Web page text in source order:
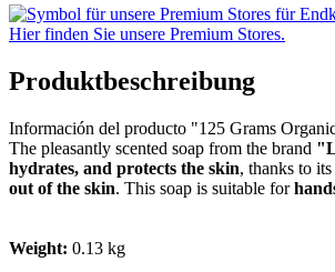
Hier finden Sie unsere Premium Stores.
Produktbeschreibung
Información del producto "125 Grams
The pleasantly scented soap from the brand
hydrates, and protects the skin, thanks to
out of the skin. This soap is suitable for
Weight: 0.13 kg